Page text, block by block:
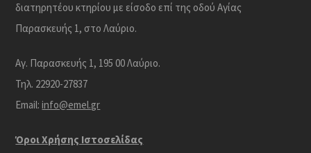
διατηρητέου κτηρίου με είσοδο επί της οδού Αγίας
Παρασκευής 1, στο Λαύριο.
Αγ. Παρασκευής 1, 195 00 Λαύριο.
Τηλ. 22920-27837
Email:info@emel.gr
Όροι Χρήσης Iστοσελίδας